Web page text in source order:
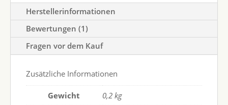
Herstellerinformationen
Bewertungen (1)
Fragen vor dem Kauf
Zusätzliche Informationen
Gewicht 0,2 kg